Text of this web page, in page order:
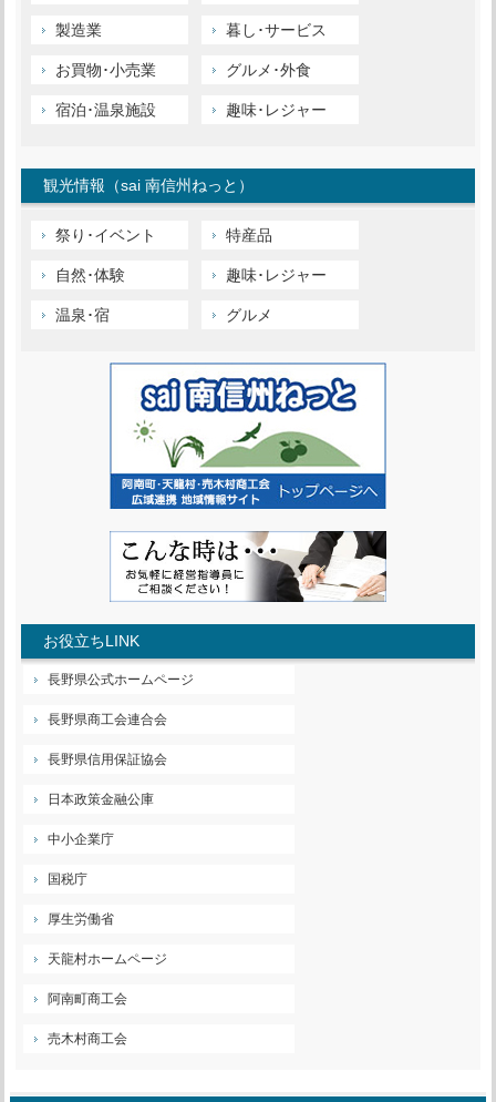
製造業 暮し･サービス
お買物･小売業 グルメ･外食
宿泊･温泉施設 趣味･レジャー
観光情報（sai 南信州ねっと）
祭り･イベント 特産品
自然･体験 趣味･レジャー
温泉･宿 グルメ
お役立ちLINK
長野県公式ホームページ
長野県商工会連合会
長野県信用保証協会
日本政策金融公庫
中小企業庁
国税庁
厚生労働省
天龍村ホームページ
阿南町商工会
売木村商工会